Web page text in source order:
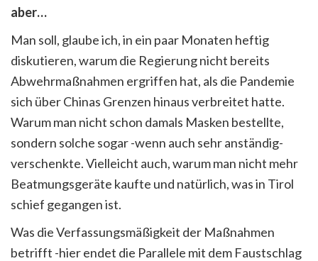
aber…
Man soll, glaube ich, in ein paar Monaten heftig
diskutieren, warum die Regierung nicht bereits
Abwehrmaßnahmen ergriffen hat, als die Pandemie
sich über Chinas Grenzen hinaus verbreitet hatte.
Warum man nicht schon damals Masken bestellte,
sondern solche sogar -wenn auch sehr anständig-
verschenkte. Vielleicht auch, warum man nicht mehr
Beatmungsgeräte kaufte und natürlich, was in Tirol
schief gegangen ist.
Was die Verfassungsmäßigkeit der Maßnahmen
betrifft -hier endet die Parallele mit dem Faustschlag